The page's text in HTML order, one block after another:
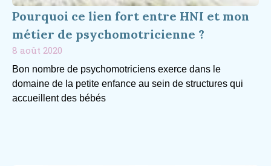
Pourquoi ce lien fort entre HNI et mon
métier de psychomotricienne ?
8 août 2020
Bon nombre de psychomotriciens exerce dans le
domaine de la petite enfance au sein de structures qui
accueillent des bébés